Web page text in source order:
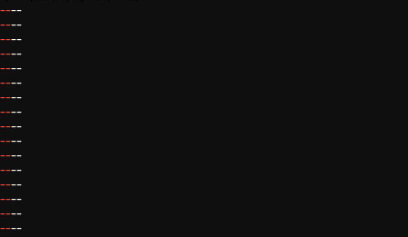
----
----
----
----
----
----
----
----
----
----
----
----
----
----
----
----